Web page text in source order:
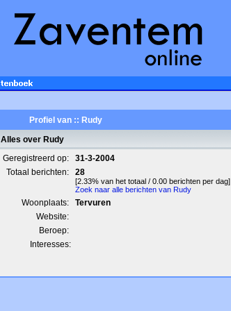
Profiel van :: Rudy
Alles over Rudy
Geregistreerd op:
31-3-2004
Totaal berichten:
28
[2.33% van het totaal / 0.00 berichten per dag]
Zoek naar alle berichten van Rudy
Woonplaats:
Tervuren
Website:
Beroep:
Interesses: